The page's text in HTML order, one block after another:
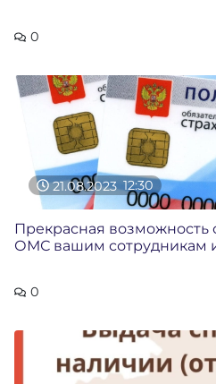
0
21.08.2023 12:30
Прекрасная
ОМС вашим сотрудникам
0